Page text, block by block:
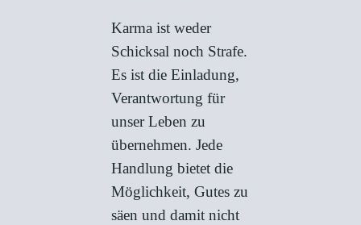
Karma ist weder
Schicksal noch Strafe.
Es ist die Einladung,
Verantwortung für
unser Leben zu
übernehmen. Jede
Handlung bietet die
Möglichkeit, Gutes zu
säen und damit nicht